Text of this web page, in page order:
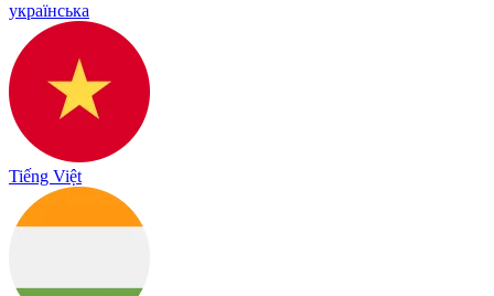
українська
Tiếng Việt